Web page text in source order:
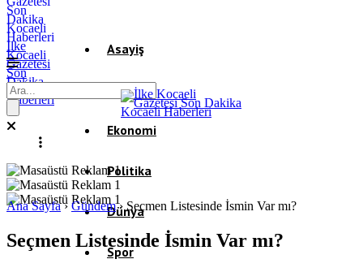
İlke
Kocaeli
Gazetesi
Son
Dakika
Kocaeli
Haberleri
Asayiş
Gündem
Ekonomi
Politika
Dünya
Spor
Ana Sayfa› Gündem› Seçmen Listesinde İsmin Var mı?
Seçmen Listesinde İsmin Var mı?